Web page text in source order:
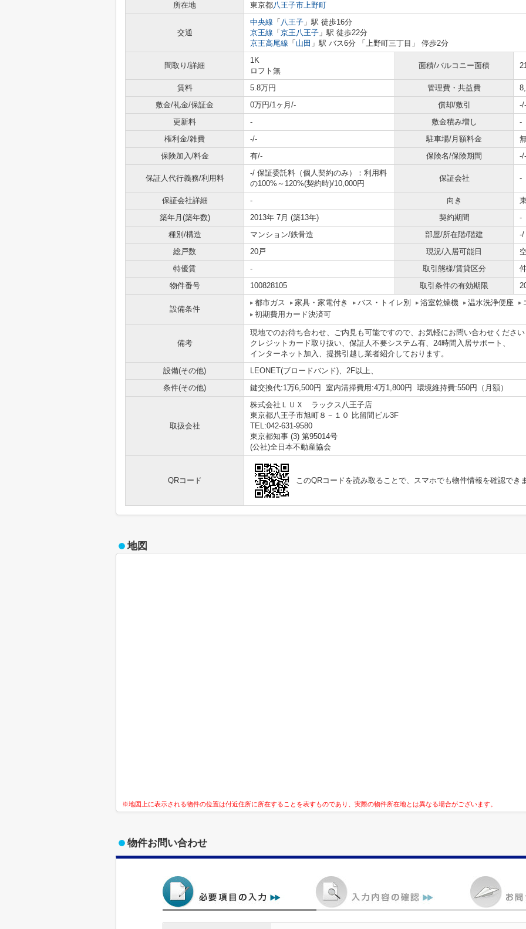
所在地 東京都八王子市上野町
交通
中央線 「 八王子 」駅 徒歩16分
京王線 「 京王八王子 」駅 徒歩22分
京王高尾線 「 山田 」駅 バス6分 「上野町三丁目」 停歩2分
間取り/詳細
1K
ロフト無
面積/バルコニー面積
賃料 5.8万円 管理費・共益費
敷金/礼金/保証金
0万円/1ヶ月/- 償却/敷引
-/-
更新料
- 敷金積み増し
-
権利金/雑費
-/- 駐車場/月額料金
保険加入/料金
有/- 保険名/保険期間 -/-
保証人代行義務/利用料
-/ 保証委託料（個人契約のみ）：利用料
の100%～120%(契約時)/10,000円
保証会社 -
保証会社詳細 - 向き
築年月(築年数)
2013年 7月 (築13年) 契約期間
-
種別/構造
マンション/鉄骨造 部屋/所在階/階建
-/
総戸数
20戸 現況/入居可能日
特優賃
- 取引態様/賃貸区分
物件番号
100828105 取引条件の有効期限
設備条件
都市ガス 家具・家電付き バス・トイレ別 浴室乾燥機 温水洗浄便座
初期費用カード決済可
備考
現地でのお待ち合わせ、ご内見も可能ですので、お気軽にお問い合わせくださ
クレジットカード取り扱い、保証人不要システム有、24時間入居サポート、
インターネット加入、提携引越し業者紹介しております。
設備(その他)
LEONET(ブロードバンド)、2F以上、
条件(その他)
鍵交換代:1万6,500円 室内清掃費用:4万1,800円 環境維持費:550円（月額）
取扱会社
株式会社ＬＵＸ ラックス八王子店
東京都八王子市旭町８－１０ 比留間ビル3F
TEL:042-631-9580
東京都知事 (3) 第95014号
(公社)全日本不動産協会
QRコード このQRコードを読み取ることで、スマホでも物件情報を確認でき
地図
※地図上に表示される物件の位置は付近住所に所在することを表すものであり、実際の物件所在地とは異なる場合がございます。
物件お問い合わせ